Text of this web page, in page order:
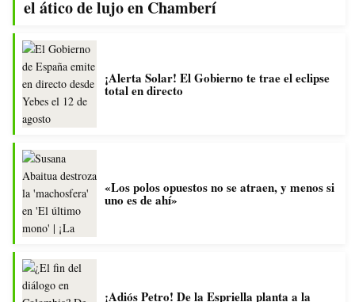
el ático de lujo en Chamberí
¡Alerta Solar! El Gobierno te trae el eclipse
total en directo
«Los polos opuestos no se atraen, y menos si
uno es de ahí»
¡Adiós Petro! De la Espriella planta a la